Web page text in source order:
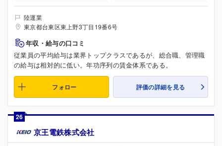
陸運業
東京都台東区東上野3丁目19番6号
年収・給与の口コミ
従業員の平均給与は業界トップクラスであるが、総合職、管理職
の給与は相対的に低い。年功序列の賃金体系である。
フォロー 評価の詳細を見る
26
京王電鉄株式会社